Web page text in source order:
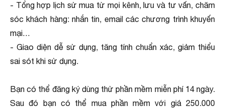
- Tổng hợp lịch sử mua từ mọi kênh, lưu và tư vấn, chăm
sóc khách hàng: nhắn tin, email các chương trình khuyến
mại…
- Giao diện dễ sử dụng, tăng tính chuẩn xác, giảm thiểu
sai sót khi sử dụng.
Bạn có thể đăng ký dùng thử phần mềm miễn phí 14 ngày.
Sau đó bạn có thể mua phần mềm với giá 250.000